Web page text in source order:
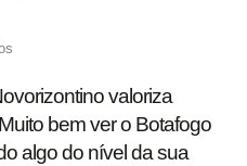
valoriza
bem ver o Botafogo
algo do nível da sua